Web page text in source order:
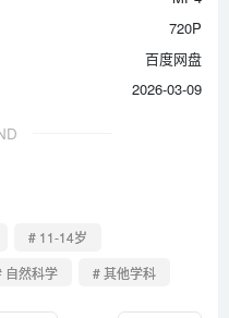
720P
百度网盘
2026-03-09
# 11-14岁
自然科学 # 其他学科